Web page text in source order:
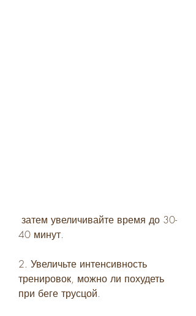
40 минут.
2. Увеличьте интенсивность
тренировок, можно ли похудеть
при беге трусцой.